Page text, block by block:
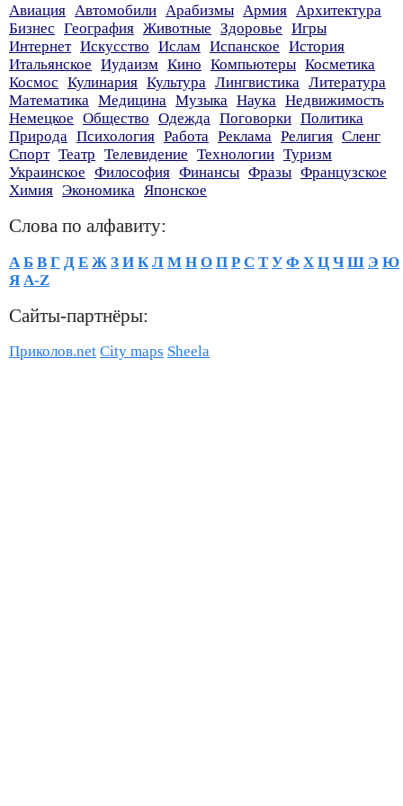
Авиация Автомобили Арабизмы Армия Архитектура
Бизнес География Животные Здоровье Игры
Интернет Искусство Ислам Испанское История
Итальянское Иудаизм Кино Компьютеры Косметика
Космос Кулинария Культура Лингвистика Литература
Математика Медицина Музыка Наука Недвижимость
Немецкое Общество Одежда Поговорки Политика
Природа Психология Работа Реклама Религия Сленг
Спорт Театр Телевидение Технологии Туризм
Украинское Философия Финансы Фразы Французское
Химия Экономика Японское
Слова по алфавиту:
А Б В Г Д Е Ж З И К Л М Н О П Р С Т У Ф Х Ц Ч Ш Э Ю
Я A-Z
Сайты-партнёры:
Приколов.net City maps Sheela